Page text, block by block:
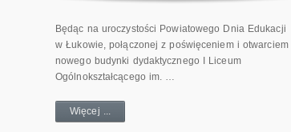
Będąc na uroczystości Powiatowego Dnia Edukacji
w Łukowie, połączonej z poświęceniem i otwarciem
nowego budynki dydaktycznego I Liceum
Ogólnokształcącego im. …
Więcej ...